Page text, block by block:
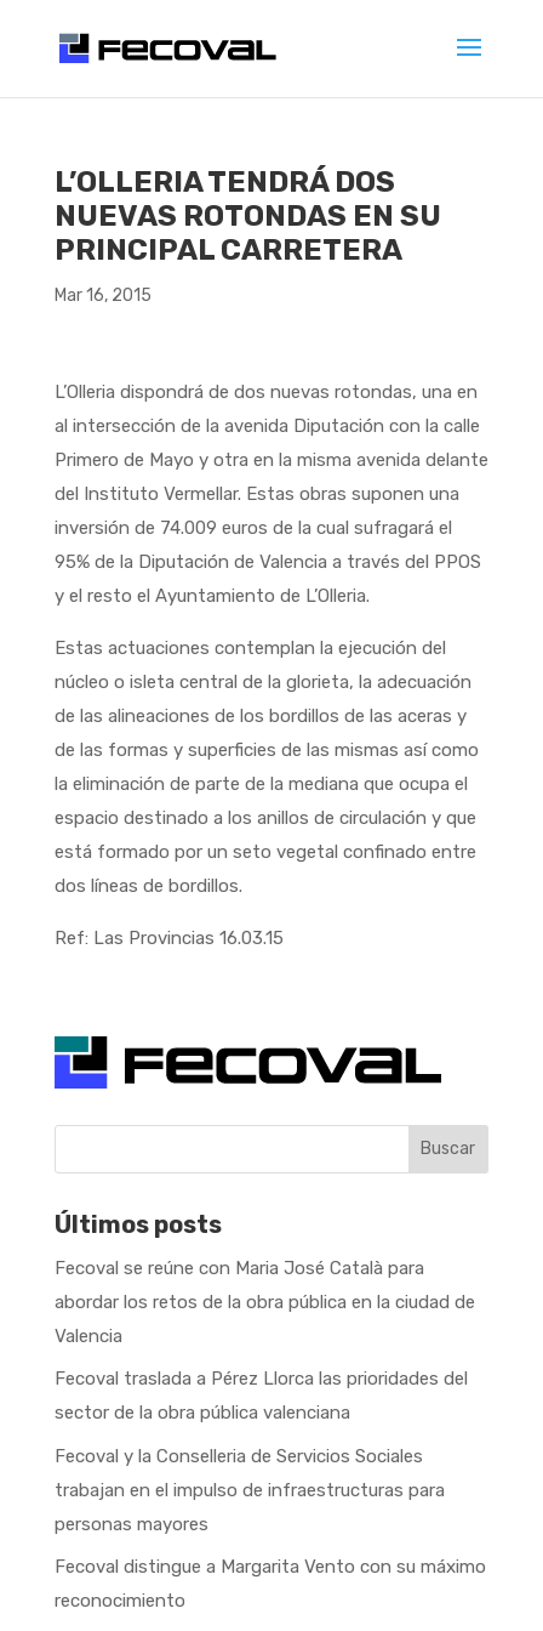
L’OLLERIA TENDRÁ DOS
NUEVAS ROTONDAS EN SU
PRINCIPAL CARRETERA
Mar 16, 2015
L’Olleria dispondrá de dos nuevas rotondas, una en
al intersección de la avenida Diputación con la calle
Primero de Mayo y otra en la misma avenida delante
del Instituto Vermellar. Estas obras suponen una
inversión de 74.009 euros de la cual sufragará el
95% de la Diputación de Valencia a través del PPOS
y el resto el Ayuntamiento de L’Olleria.
Estas actuaciones contemplan la ejecución del
núcleo o isleta central de la glorieta, la adecuación
de las alineaciones de los bordillos de las aceras y
de las formas y superficies de las mismas así como
la eliminación de parte de la mediana que ocupa el
espacio destinado a los anillos de circulación y que
está formado por un seto vegetal confinado entre
dos líneas de bordillos.
Ref: Las Provincias 16.03.15
Buscar
Últimos posts
Fecoval se reúne con Maria José Català para
abordar los retos de la obra pública en la ciudad de
Valencia
Fecoval traslada a Pérez Llorca las prioridades del
sector de la obra pública valenciana
Fecoval y la Conselleria de Servicios Sociales
trabajan en el impulso de infraestructuras para
personas mayores
Fecoval distingue a Margarita Vento con su máximo
reconocimiento